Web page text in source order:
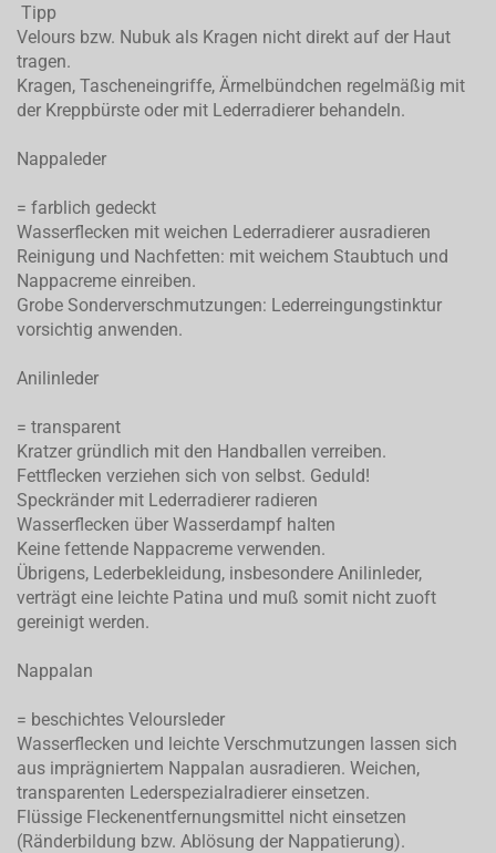
Tipp
Velours bzw. Nubuk als Kragen nicht direkt auf der Haut
tragen.
Kragen, Tascheneingriffe, Ärmelbündchen regelmäßig mit
der Kreppbürste oder mit Lederradierer behandeln.
Nappaleder
= farblich gedeckt
Wasserflecken mit weichen Lederradierer ausradieren
Reinigung und Nachfetten: mit weichem Staubtuch und
Nappacreme einreiben.
Grobe Sonderverschmutzungen: Lederreingungstinktur
vorsichtig anwenden.
Anilinleder
= transparent
Kratzer gründlich mit den Handballen verreiben.
Fettflecken verziehen sich von selbst. Geduld!
Speckränder mit Lederradierer radieren
Wasserflecken über Wasserdampf halten
Keine fettende Nappacreme verwenden.
Übrigens, Lederbekleidung, insbesondere Anilinleder,
verträgt eine leichte Patina und muß somit nicht zuoft
gereinigt werden.
Nappalan
= beschichtes Veloursleder
Wasserflecken und leichte Verschmutzungen lassen sich
aus imprägniertem Nappalan ausradieren. Weichen,
transparenten Lederspezialradierer einsetzen.
Flüssige Fleckenentfernungsmittel nicht einsetzen
(Ränderbildung bzw. Ablösung der Nappatierung).